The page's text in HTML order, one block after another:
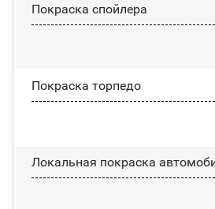
Покраска спойлера
Покраска торпедо
Локальная покраска